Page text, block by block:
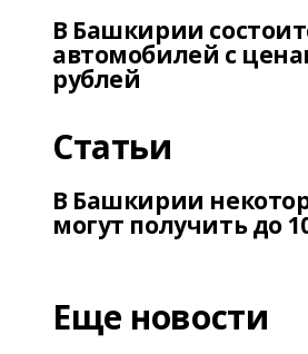
В Башкирии
автомобилей с
рублей
Статьи
В Башкирии
могут получить до
Еще новости